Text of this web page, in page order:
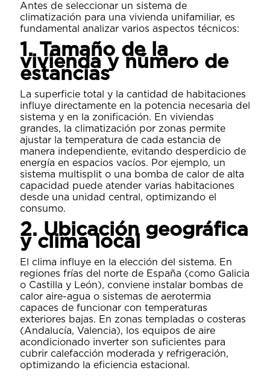
Antes de seleccionar un sistema de
climatización para una vivienda unifamiliar, es
fundamental analizar varios aspectos técnicos:
1. Tamaño de la
vivienda y número de
estancias
La superficie total y la cantidad de habitaciones
influye directamente en la potencia necesaria del
sistema y en la zonificación. En viviendas
grandes, la climatización por zonas permite
ajustar la temperatura de cada estancia de
manera independiente, evitando desperdicio de
energía en espacios vacíos. Por ejemplo, un
sistema multisplit o una bomba de calor de alta
capacidad puede atender varias habitaciones
desde una unidad central, optimizando el
consumo.
2. Ubicación geográfica
y clima local
El clima influye en la elección del sistema. En
regiones frías del norte de España (como Galicia
o Castilla y León), conviene instalar bombas de
calor aire-agua o sistemas de aerotermia
capaces de funcionar con temperaturas
exteriores bajas. En zonas templadas o costeras
(Andalucía, Valencia), los equipos de aire
acondicionado inverter son suficientes para
cubrir calefacción moderada y refrigeración,
optimizando la eficiencia estacional.